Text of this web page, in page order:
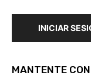
INICIAR
MANTENTE